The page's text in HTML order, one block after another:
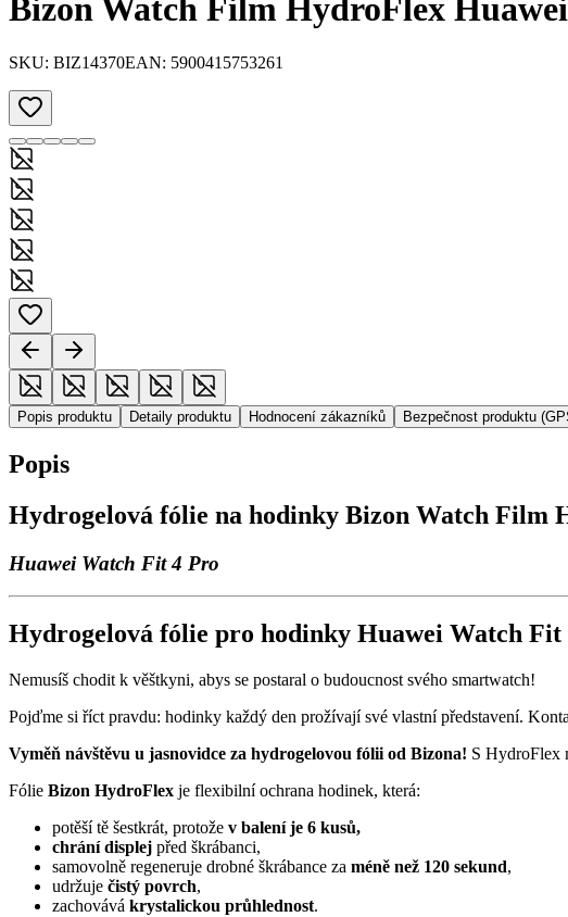
Bizon Watch Film HydroFlex
SKU: BIZ14370EAN: 5900415753261
Popis produktu Detaily produktu Hodnocení zákazníků Bezpečnost produktu
Popis
Hydrogelová fólie na hodinky Bizon Watch Film
Huawei Watch Fit 4 Pro
Hydrogelová fólie pro hodinky Huawei Watch Fit
Nemusíš chodit k věštkyni, abys se postaral o budoucnost svého smartwatch!
Pojďme si říct pravdu: hodinky každý den prožívají své vlastní představení.
Vyměň návštěvu u jasnovidce za hydrogelovou fólii od Bizona! S HydroFlex
Fólie Bizon HydroFlex je flexibilní ochrana hodinek, která:
potěší tě šestkrát, protože v balení je 6 kusů,
chrání displej před škrábanci,
samovolně regeneruje drobné škrábance za méně než 120 sekund,
udržuje čistý povrch,
zachovává krystalickou průhlednost.